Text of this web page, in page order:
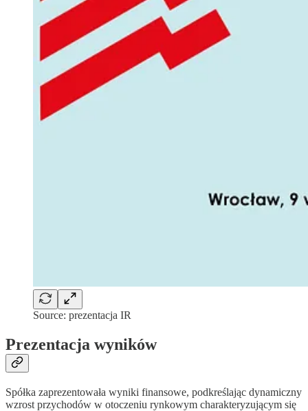
Source: prezentacja IR
Prezentacja wyników
Spółka zaprezentowała wyniki finansowe, podkreślając dynamiczny
wzrost przychodów w otoczeniu rynkowym charakteryzującym się